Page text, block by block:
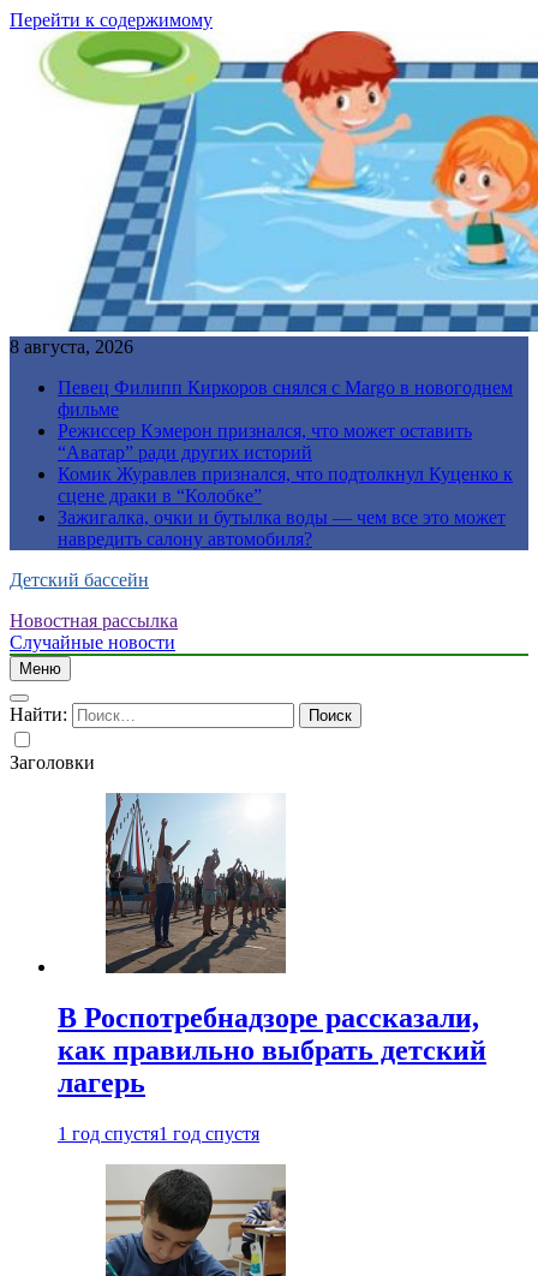
Перейти к содержимому
8 августа, 2026
Певец Филипп Киркоров снялся с Margo в новогоднем
фильме
Режиссер Кэмерон признался, что может оставить
“Аватар” ради других историй
Комик Журавлев признался, что подтолкнул Куценко к
сцене драки в “Колобке”
Зажигалка, очки и бутылка воды — чем все это может
навредить салону автомобиля?
Детский бассейн
Новостная рассылка
Случайные новости
Меню
Найти:
Заголовки
В Роспотребнадзоре рассказали,
как правильно выбрать детский
лагерь
1 год спустя1 год спустя